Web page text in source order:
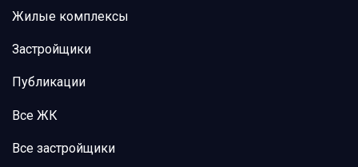
Жилые комплексы
Застройщики
Публикации
Все ЖК
Все застройщики